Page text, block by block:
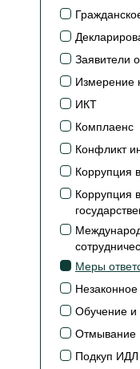
Подкасты
Книжная
Заявители
Измерение
ИКТ
Комплаенс
Конфликт
Коррупция
Коррупция
Меры
Обучение
Отмывание
Подкуп ИДЛ